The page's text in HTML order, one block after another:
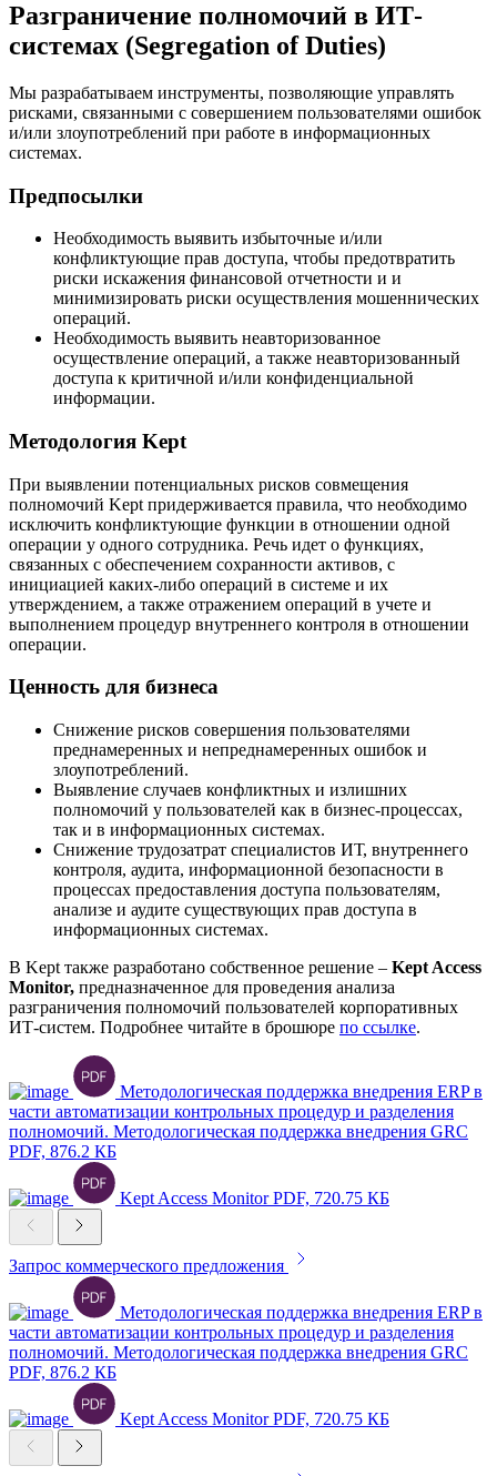
Разграничение полномочий в ИТ-
системах (Segregation of Duties)
Мы разрабатываем инструменты, позволяющие управлять
рисками, связанными с совершением пользователями ошибок
и/или злоупотреблений при работе в информационных
системах.
Предпосылки
Необходимость выявить избыточные и/или
конфликтующие прав доступа, чтобы предотвратить
риски искажения финансовой отчетности и и
минимизировать риски осуществления мошеннических
операций.
Необходимость выявить неавторизованное
осуществление операций, а также неавторизованный
доступа к критичной и/или конфиденциальной
информации.
Методология Kept
При выявлении потенциальных рисков совмещения
полномочий Kept придерживается правила, что необходимо
исключить конфликтующие функции в отношении одной
операции у одного сотрудника. Речь идет о функциях,
связанных с обеспечением сохранности активов, с
инициацией каких-либо операций в системе и их
утверждением, а также отражением операций в учете и
выполнением процедур внутреннего контроля в отношении
операции.
Ценность для бизнеса
Снижение рисков совершения пользователями
преднамеренных и непреднамеренных ошибок и
злоупотреблений.
Выявление случаев конфликтных и излишних
полномочий у пользователей как в бизнес-процессах,
так и в информационных системах.
Снижение трудозатрат специалистов ИТ, внутреннего
контроля, аудита, информационной безопасности в
процессах предоставления доступа пользователям,
анализе и аудите существующих прав доступа в
информационных системах.
В Kept также разработано собственное решение – Kept Access
Monitor, предназначенное для проведения анализа
разграничения полномочий пользователей корпоративных
ИТ-систем. Подробнее читайте в брошюре по ссылке.
Методологическая поддержка внедрения ERP в
части автоматизации контрольных процедур и разделения
полномочий. Методологическая поддержка внедрения GRC
PDF, 876.2 КБ
Kept Access Monitor PDF, 720.75 КБ
Запрос коммерческого предложения
Методологическая поддержка внедрения ERP в
части автоматизации контрольных процедур и разделения
полномочий. Методологическая поддержка внедрения GRC
PDF, 876.2 КБ
Kept Access Monitor PDF, 720.75 КБ